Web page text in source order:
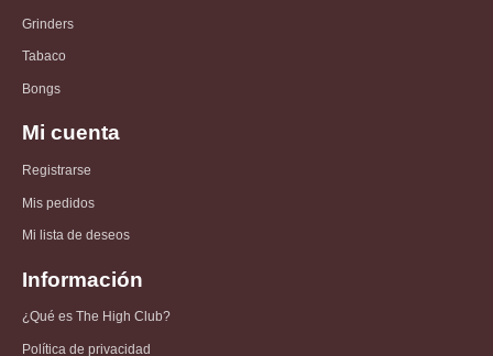
Grinders
Tabaco
Bongs
Mi cuenta
Registrarse
Mis pedidos
Mi lista de deseos
Información
¿Qué es The High Club?
Política de privacidad